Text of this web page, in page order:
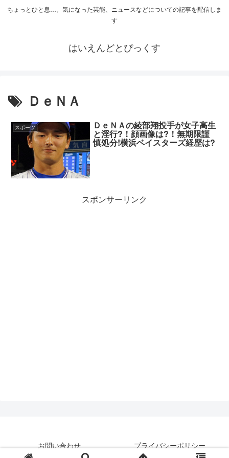
ちょっとひと息…。気になった芸能、ニュースなどについての記事を配信しま
す
はいえんどとぴっくす
ＤｅＮＡ
スポーツ ＤｅＮＡの綾部翔投手が女子高生
と淫行?！顔画像は?！無期限謹
慎処分!横浜ベイスターズ経歴は?
スポンサーリンク
お問い合わせ
プライバシーポリシー